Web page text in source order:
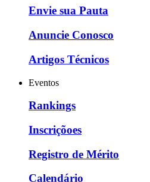
Envie sua Pauta
Anuncie Conosco
Artigos Técnicos
Eventos
Rankings
Inscriçõoes
Registro de Mérito
Calendário